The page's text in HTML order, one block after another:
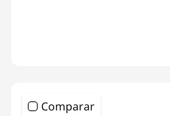
Comparar